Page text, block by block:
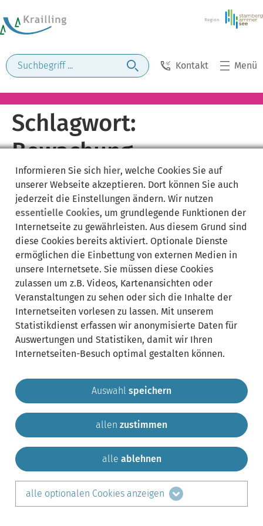
Kontakt Menü
Schlagwort:
Bewachung
Gemeinde Krailling Impressum
Sitemap
Kontakt
teilen auf:
LinkedIn
Informieren Sie sich hier, welche Cookies Sie auf
unserer Webseite akzeptieren. Dort können Sie auch
jederzeit die Einstellungen ändern. Wir nutzen
essentielle Cookies, um grundlegende Funktionen der
Internetseite zu gewährleisten. Aus diesem Grund sind
diese Cookies bereits aktiviert. Optionale Dienste
ermöglichen die Einbettung von externen Medien in
unsere Internetsete. Sie müssen diese Cookies
zulassen um z.B. Videos, Kartenansichten oder
Veranstaltungen zu sehen oder sich die Inhalte der
Internetseiten vorlesen zu lassen. Mit unserem
Statistikdienst erfassen wir anonymisierte Daten für
Auswertungen und Statistiken, damit wir Ihren
Internetseiten-Besuch optimal gestalten können.
Auswahl speichern
allen zustimmen
alle ablehnen
alle optionalen Cookies anzeigen